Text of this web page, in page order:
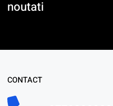
noutati
CONTACT